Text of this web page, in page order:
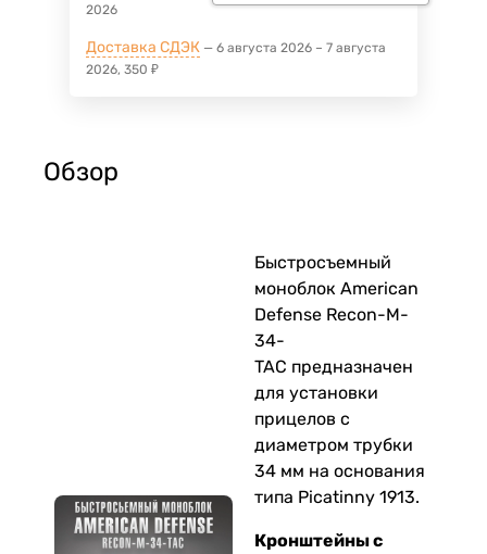
2026
Доставка СДЭК 6 августа 2026 – 7 августа
2026 350 ₽
Обзор
Быстросъемный
моноблок American
Defense Recon-M-
34-
TAC предназначен
для установки
прицелов с
диаметром трубки
34 мм на основания
типа Picatinny 1913.
Кронштейны с